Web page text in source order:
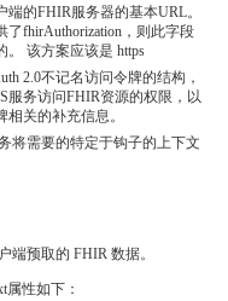
端的FHIR服务器的基本URL。
了fhirAuthorization，则此字段
。 该方案应该是 https
2.0不记名访问令牌的结构，
服务访问FHIR资源的权限，以
相关的补充信息。
将需要的特定于钩子的上下文
端预取的 FHIR 数据。
性如下：